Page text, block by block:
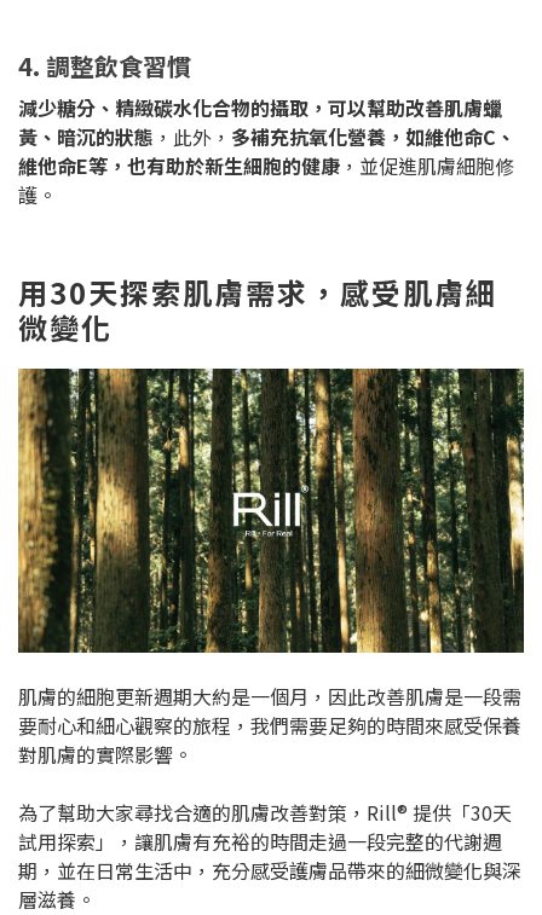
4. 調整飲食習慣
減少糖分、精緻碳水化合物的攝取，可以幫助改善肌膚蠟
黃、暗沉的狀態 ，此外， 多補充抗氧化營養，如維他命C、
維他命E等，也有助於新生細胞的健康 ，並促進肌膚細胞修
護。
用30天探索肌膚需求，感受肌膚細
微變化
肌膚的細胞更新週期大約是一個月，因此改善肌膚是一段需
要耐心和細心觀察的旅程，我們需要足夠的時間來感受保養
對肌膚的實際影響。
為了幫助大家尋找合適的肌膚改善對策，Rill® 提供「30天
試用探索」，讓肌膚有充裕的時間走過一段完整的代謝週
期，並在日常生活中，充分感受護膚品帶來的細微變化與深
層滋養。